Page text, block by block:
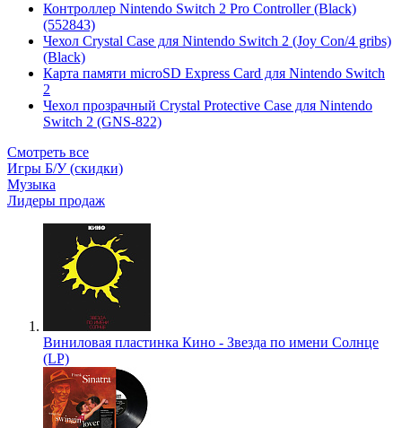
Контроллер Nintendo Switch 2 Pro Controller (Black)
(552843)
Чехол Сrystal Сase для Nintendo Switch 2 (Joy Con/4 gribs)
(Black)
Карта памяти microSD Express Card для Nintendo Switch
2
Чехол прозрачный Crystal Protective Case для Nintendo
Switch 2 (GNS-822)
Смотреть все
Игры Б/У (скидки)
Музыка
Лидеры продаж
Виниловая пластинка Кино - Звезда по имени Солнце
(LP)